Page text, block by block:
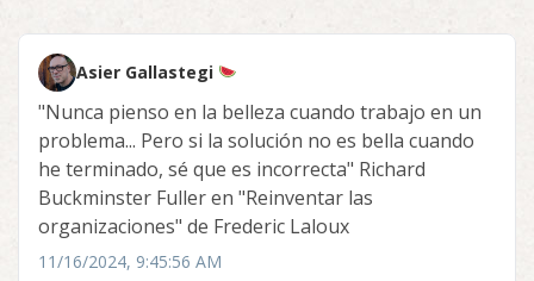
Asier Gallastegi
"Nunca pienso en la belleza cuando trabajo en un
problema... Pero si la solución no es bella cuando
he terminado, sé que es incorrecta" Richard
Buckminster Fuller en "Reinventar las
organizaciones" de Frederic Laloux
11/16/2024, 9:45:56 AM